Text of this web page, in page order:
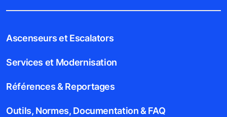
Ascenseurs et Escalators
Services et Modernisation
Références & Reportages
Outils, Normes, Documentation & FAQ